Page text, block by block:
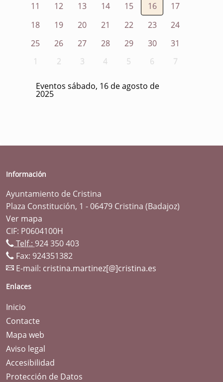
11
12 13 14 15 16
17
18
19 20 21 22 23
24
25
26 27 28 29 30
31
1
2 3 4 5 6 7
Eventos sábado, 16 de agosto de
2025
Información
Ayuntamiento de Cristina
Plaza Constitución, 1 - 06479 Cristina (Badajoz)
Ver mapa
CIF: P0604100H
Telf.: 924 350 403
Fax: 924351382
E-mail: cristina.martinez[@]cristina.es
Enlaces
Inicio
Contacte
Mapa web
Aviso legal
Accesibilidad
Protección de Datos